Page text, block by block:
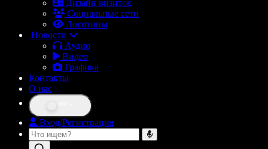
Дизайн визиток
Социальные сети
Логотипы
Новости
Аудио
Видео
Графика
Контакты
О нас
Вход/Регистрация